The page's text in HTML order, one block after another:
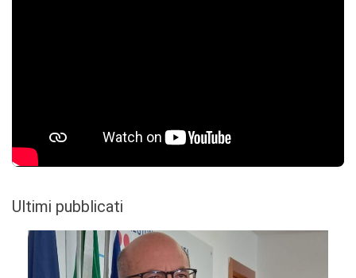
Ultimi pubblicati